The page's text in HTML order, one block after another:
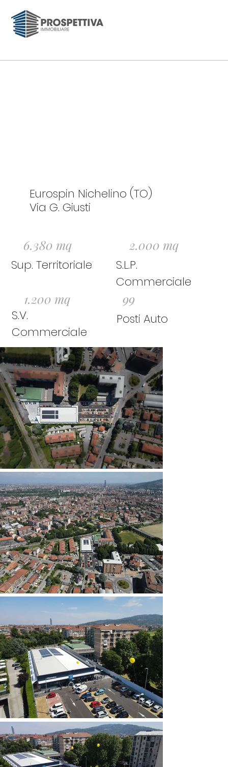
Via G. Giusti
Eurospin Nichelino (TO)
6.380 mq
Sup. Territoriale
2.000 mq
S.L.P.
Commerciale
1.200 mq
S.V.
Commerciale
99
Posti Auto